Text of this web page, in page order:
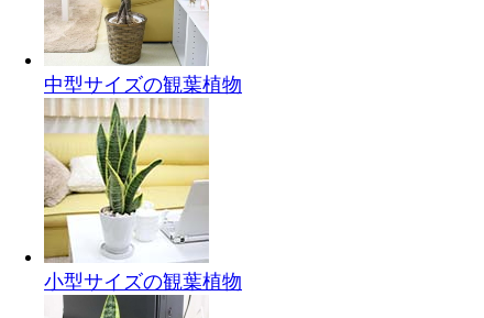
中型サイズの観葉植物
小型サイズの観葉植物